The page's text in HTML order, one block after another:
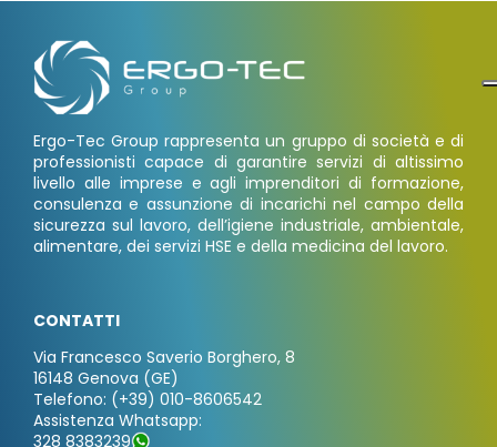
Ergo-Tec Group rappresenta un gruppo di società e di
professionisti capace di garantire servizi di altissimo
livello alle imprese e agli imprenditori di formazione,
consulenza e assunzione di incarichi nel campo della
sicurezza sul lavoro, dell’igiene industriale, ambientale,
alimentare, dei servizi HSE e della medicina del lavoro.
CONTATTI
Via Francesco Saverio Borghero, 8
16148 Genova (GE)
Telefono: (+39) 010-8606542
Assistenza Whatsapp:
328 8383239